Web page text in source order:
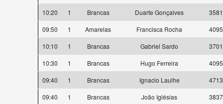
10:20
1 Brancas Duarte Gonçalves
09:50
1 Amarelas Francisca Rocha
10:10
1 Brancas Gabriel Sardo
10:30
1 Brancas Hugo Ferreira
09:40
1 Brancas Ignacio Laulhe
09:40
1 Brancas João Iglésias